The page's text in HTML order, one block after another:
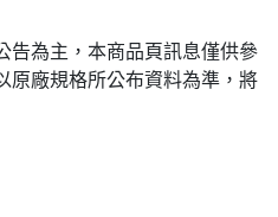
告為主，本商品頁訊息僅供參
原廠規格所公布資料為準，將